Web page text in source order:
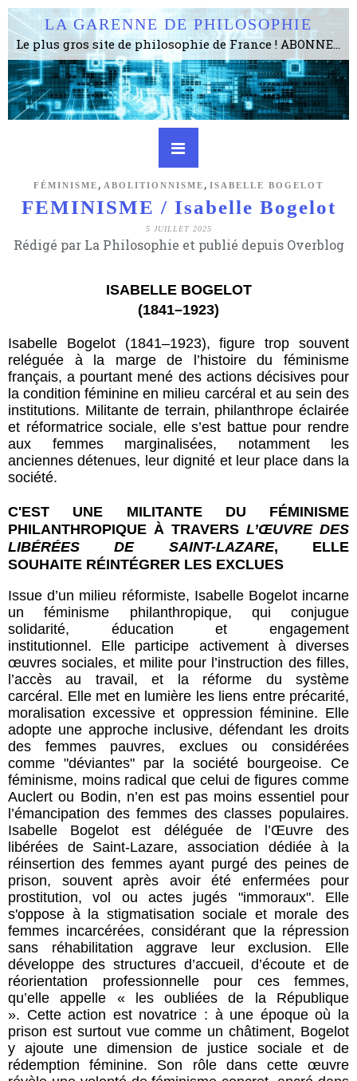
LA GARENNE DE PHILOSOPHIE
Le plus gros site de philosophie de France ! ABONNEZ-VOUS ! 4115 Articles, 1634 abonné·e·s, depuis 2006 . . . . . . . . 2 852 214 pages vues jusqu'à présent. Prestance et être apte à un plus grand nombre de choses.
FÉMINISME , ABOLITIONNISME , ISABELLE BOGELOT
FEMINISME / Isabelle Bogelot
5 JUILLET 2025
Rédigé par La Philosophie et publié depuis Overblog
ISABELLE BOGELOT
(1841–1923)
Isabelle Bogelot (1841–1923), figure trop souvent
reléguée à la marge de l’histoire du féminisme
français, a pourtant mené des actions décisives pour
la condition féminine en milieu carcéral et au sein des
institutions. Militante de terrain, philanthrope éclairée
et réformatrice sociale, elle s’est battue pour rendre
aux femmes marginalisées, notamment les
anciennes détenues, leur dignité et leur place dans la
société.
C'EST UNE MILITANTE DU FÉMINISME
PHILANTHROPIQUE À TRAVERS L’ŒUVRE DES
LIBÉRÉES DE SAINT-LAZARE, ELLE
SOUHAITE RÉINTÉGRER LES EXCLUES
Issue d’un milieu réformiste, Isabelle Bogelot incarne
un féminisme philanthropique, qui conjugue
solidarité, éducation et engagement
institutionnel. Elle participe activement à diverses
œuvres sociales, et milite pour l’instruction des filles,
l’accès au travail, et la réforme du système
carcéral. Elle met en lumière les liens entre précarité,
moralisation excessive et oppression féminine. Elle
adopte une approche inclusive, défendant les droits
des femmes pauvres, exclues ou considérées
comme "déviantes" par la société bourgeoise. Ce
féminisme, moins radical que celui de figures comme
Auclert ou Bodin, n’en est pas moins essentiel pour
l’émancipation des femmes des classes populaires.
Isabelle Bogelot est déléguée de l’Œuvre des
libérées de Saint-Lazare, association dédiée à la
réinsertion des femmes ayant purgé des peines de
prison, souvent après avoir été enfermées pour
prostitution, vol ou actes jugés "immoraux". Elle
s'oppose à la stigmatisation sociale et morale des
femmes incarcérées, considérant que la répression
sans réhabilitation aggrave leur exclusion. Elle
développe des structures d’accueil, d’écoute et de
réorientation professionnelle pour ces femmes,
qu’elle appelle « les oubliées de la République
». Cette action est novatrice : à une époque où la
prison est surtout vue comme un châtiment, Bogelot
y ajoute une dimension de justice sociale et de
rédemption féminine. Son rôle dans cette œuvre